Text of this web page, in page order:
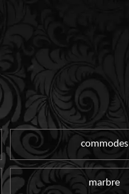
commodes
marbre